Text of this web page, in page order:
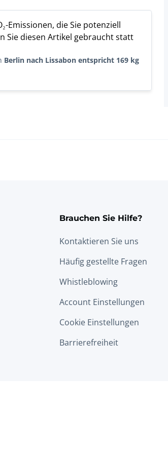
Emissionen, die Sie potenziell
Sie diesen Artikel gebraucht statt
Berlin nach Lissabon entspricht 169 kg
Brauchen Sie Hilfe?
Kontaktieren Sie uns
Häufig gestellte Fragen
Whistleblowing
Account Einstellungen
Cookie Einstellungen
Barrierefreiheit